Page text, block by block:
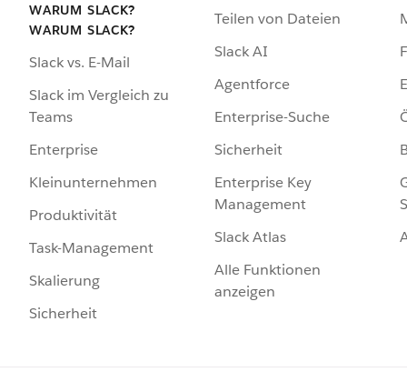
WARUM SLACK?
WARUM SLACK?
Slack vs. E-Mail
Slack im Vergleich zu
Teams
Enterprise
Kleinunternehmen
Produktivität
Task-Management
Skalierung
Sicherheit
Teilen von Dateien
Slack AI
Agentforce
Enterprise-Suche
Sicherheit
Enterprise Key
Management
Slack Atlas
Alle Funktionen
anzeigen